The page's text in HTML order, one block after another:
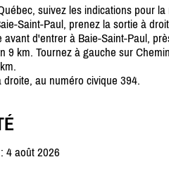
suivez les indications pour
Saint-Paul, prenez la sortie à
avant d'entrer à Baie-Saint-Paul,
9 km. Tournez à gauche sur
au numéro civique 394.
4 août 2026